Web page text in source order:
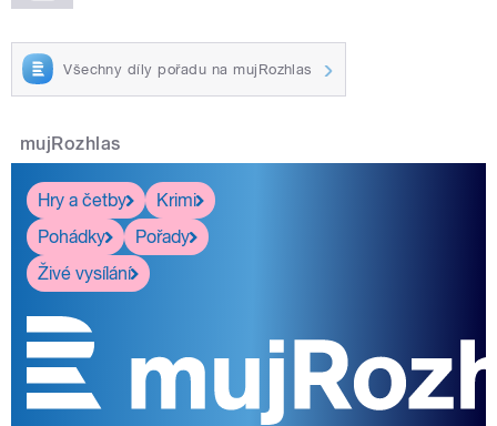
Všechny díly pořadu na mujRozhlas
mujRozhlas
Hry a četby
Krimi
Pohádky
Pořady
Živé vysílání